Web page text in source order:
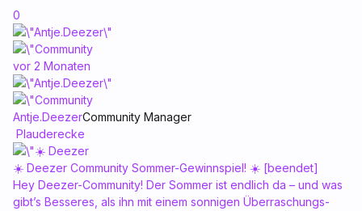
0
vor 2 Monaten
Antje.DeezerCommunity Manager
Plauderecke
☀️ Deezer Community Sommer-Gewinnspiel! ☀️ [beendet]
Hey Deezer-Community! Der Sommer ist endlich da – und was
gibt’s Besseres, als ihn mit einem sonnigen Überraschungs-